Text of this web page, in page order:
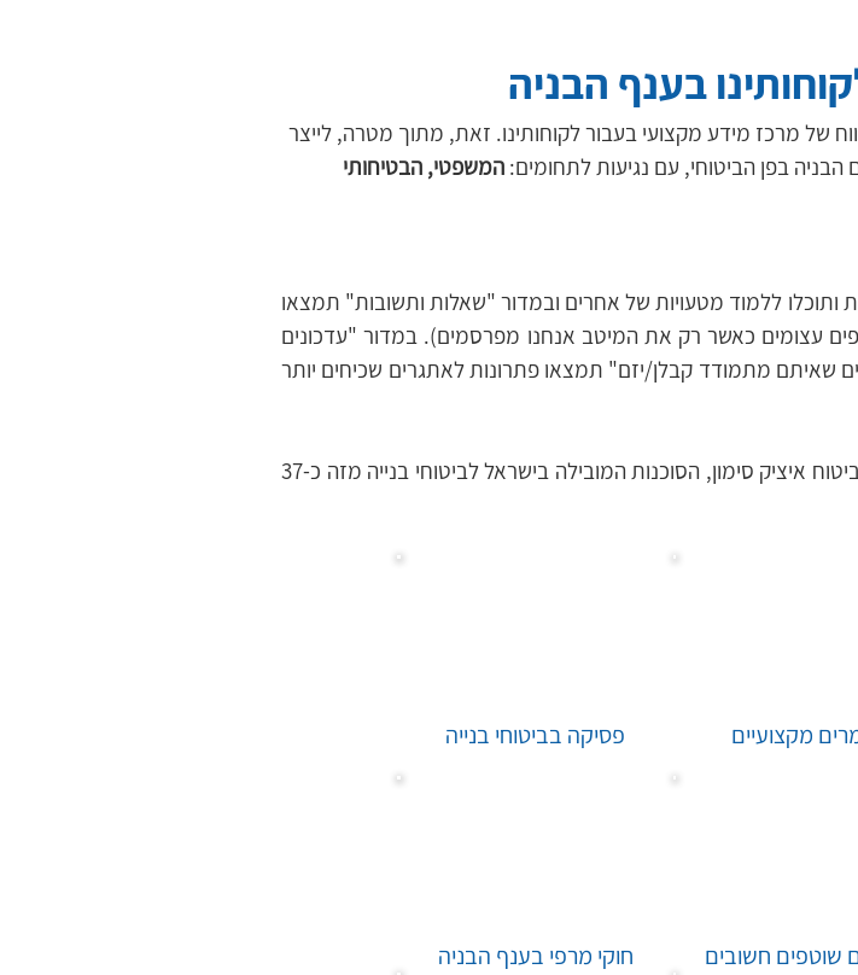
של מרכז מידע מקצועי בעבור לקוחותינו. זאת, מתוך מטרה, לייצר
הבניה בפן הביטוחי, עם נגיעות לתחומים: המשפטי, הבטיחותי
שוטפים" תקבלו, ובכן, עדכונים שוטפים, ובקטגוריית "הקשיים שאיתם מתמודד קבלן/יזם" תמצאו פתרונות לאתגרים שכיחים יותר
התכנים שלפניכם נכתבו על ידי מיטב המומחים בסוכנות הביטוח איציק סימון, הסוכנות המובילה בישראל לביטוחי בנייה מזה כ-37
בענף הבניה
פסיקה בביטוחי בנייה מקצועיים
חוקי מרפי בענף הבניה שוטפים חשובים